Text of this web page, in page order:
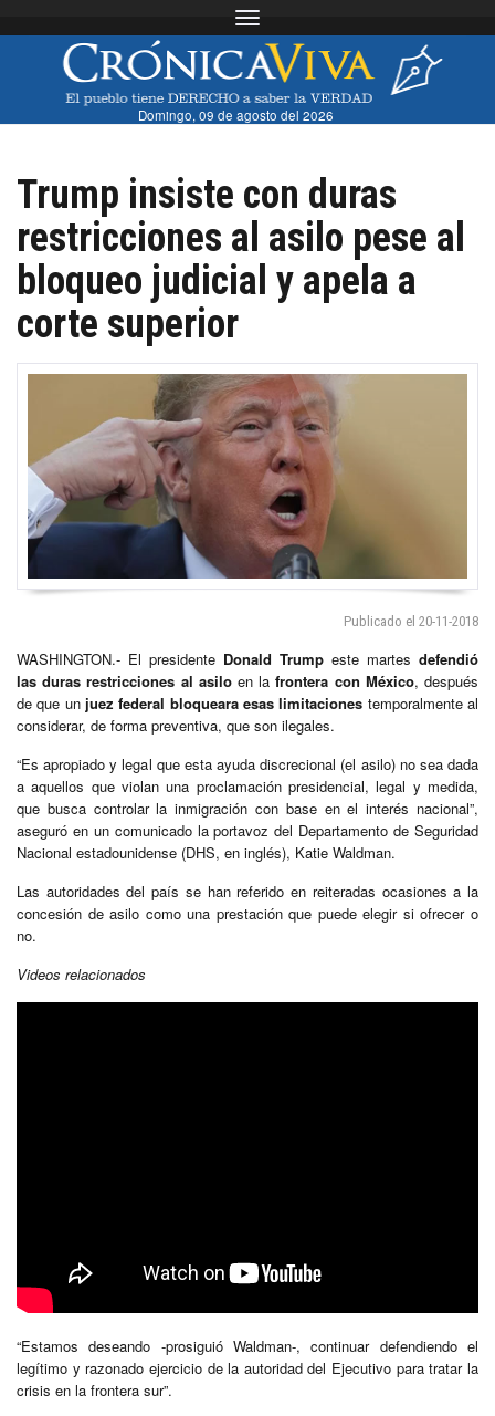
Toggle navigation
Domingo, 09 de agosto del 2026
Trump insiste con duras
restricciones al asilo pese al
bloqueo judicial y apela a
corte superior
Publicado el 20-11-2018
WASHINGTON.- El presidente Donald Trump este martes defendió
las duras restricciones al asiloen lafrontera con México, después
de que unjuez federal bloqueara esas limitaciones temporalmente al
considerar, de forma preventiva, que son ilegales.
“Es apropiado y legal que esta ayuda discrecional (el asilo) no sea dada
a aquellos que violan una proclamación presidencial, legal y medida,
que busca controlar la inmigración con base en el interés nacional”,
aseguró en un comunicado la portavoz del Departamento de Seguridad
Nacional estadounidense (DHS, en inglés), Katie Waldman.
Las autoridades del país se han referido en reiteradas ocasiones a la
concesión de asilo como una prestación que puede elegir si ofrecer o
no.
Videos relacionados
“Estamos deseando -prosiguió Waldman-, continuar defendiendo el
legítimo y razonado ejercicio de la autoridad del Ejecutivo para tratar la
crisis en la frontera sur”.